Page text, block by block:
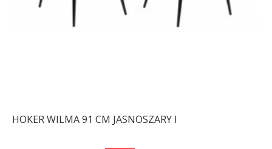
HOKER WILMA 91 CM JASNOSZARY I